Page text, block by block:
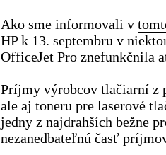
Ako sme informovali v
HP k 13. septembru v
OfficeJet Pro znefunkčnila
Príjmy výrobcov tlačiarní z
ale aj toneru pre laserové
jedny z najdrahších bežne
nezanedbateľnú časť